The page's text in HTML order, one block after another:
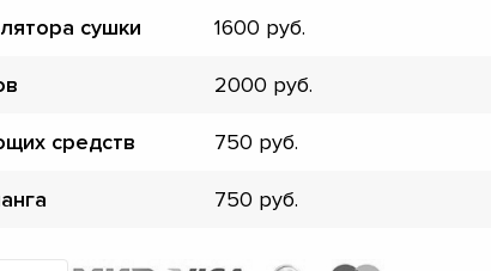
сушки 1600
2000
средств 750
750